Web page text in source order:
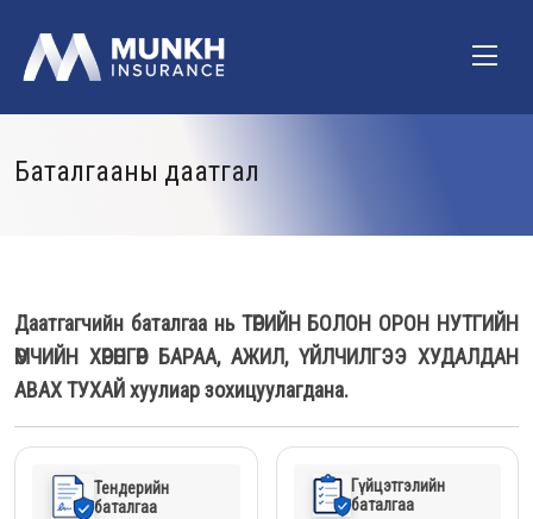
Баталгааны даатгал
Даатгагчийн баталгаа нь ТӨРИЙН БОЛОН ОРОН НУТГИЙН
ӨМЧИЙН ХӨРӨНГӨӨР БАРАА, АЖИЛ, ҮЙЛЧИЛГЭЭ ХУДАЛДАН
АВАХ ТУХАЙ хуулиар зохицуулагдана.
Тендерийн
баталгаа
Гүйцэтгэлийн
баталгаа